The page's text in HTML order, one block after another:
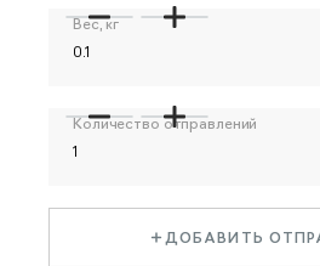
Вес, кг
Количество отправлений
ДОБАВИТЬ